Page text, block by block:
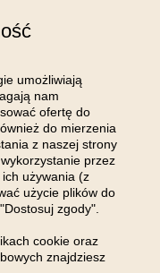
się z naszym
umożliwiają
nam
ofertę do
do mierzenia
z naszej strony
przez
używania (z
użycie plików do
zgody".
cookie oraz
znajdziesz